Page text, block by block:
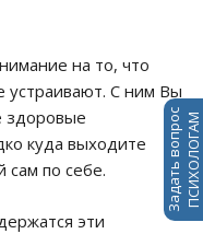
на то, что
устраивают. С ним Вы
здоровые
куда выходите
сам по себе.
эти
Задать вопросПСИХОЛОГАМ